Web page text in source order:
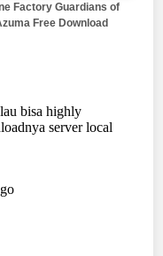
Factory Guardians of
Free Download